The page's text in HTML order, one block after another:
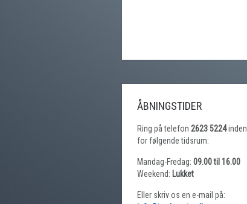
ÅBNINGSTIDER
Ring på telefon 2623 5224inden
for følgende tidsrum:
Mandag-Fredag: 09.00 til 16.00
Weekend: Lukket
Eller skriv os en e-mail på: